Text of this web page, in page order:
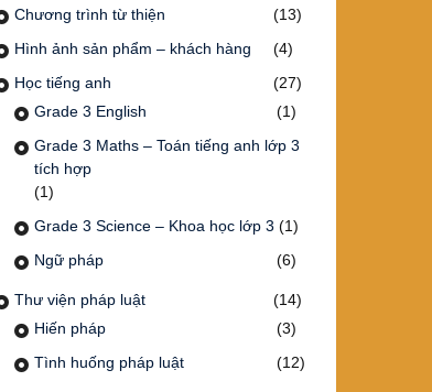
Chương trình từ thiện
(13)
Hình ảnh sản phẩm – khách hàng
(4)
Học tiếng anh
(27)
Grade 3 English
(1)
Grade 3 Maths – Toán tiếng anh lớp 3
tích hợp
(1)
Grade 3 Science – Khoa học lớp 3 (1)
Ngữ pháp
(6)
Thư viện pháp luật
(14)
Hiến pháp
(3)
Tình huống pháp luật
(12)